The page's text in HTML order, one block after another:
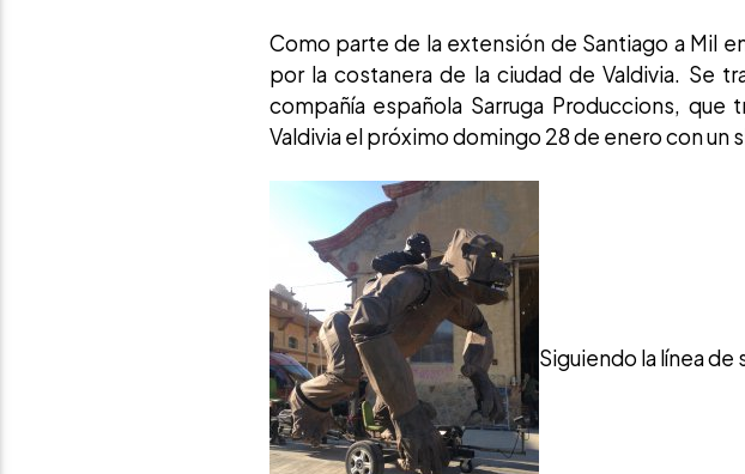
Como parte de la extensión de Santiago a Mil
por la costanera de la ciudad de Valdivia. Se
compañía española Sarruga Produccions,
Valdivia el próximo domingo 28 de enero con
Siguiendo la línea